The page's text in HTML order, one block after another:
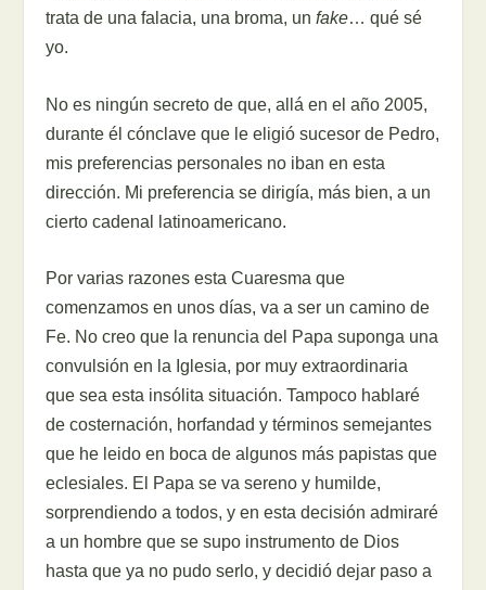
trata de una falacia, una broma, unfake… qué sé
yo.
No es ningún secreto de que, allá en el año 2005,
durante él cónclave que le eligió sucesor de Pedro,
mis preferencias personales no iban en esta
dirección. Mi preferencia se dirigía, más bien, a un
cierto cadenal latinoamericano.
Por varias razones esta Cuaresma que
comenzamos en unos días, va a ser un camino de
Fe. No creo que la renuncia del Papa suponga una
convulsión en la Iglesia, por muy extraordinaria
que sea esta insólita situación. Tampoco hablaré
de costernación, horfandad y términos semejantes
que he leido en boca de algunos más papistas que
eclesiales. El Papa se va sereno y humilde,
sorprendiendo a todos, y en esta decisión admiraré
a un hombre que se supo instrumento de Dios
hasta que ya no pudo serlo, y decidió dejar paso a